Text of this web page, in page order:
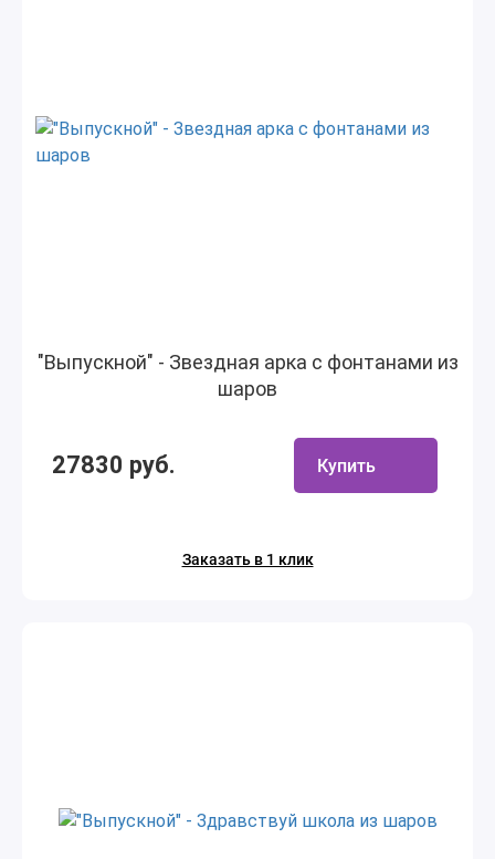
"Выпускной" - Звездная арка с фонтанами из
шаров
27830 руб. Купить
Заказать в 1 клик